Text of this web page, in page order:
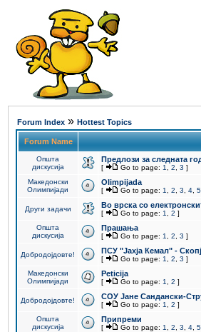
Forum Index » Hottest Topics
Forum Name
Општа
дискусија
Предлози за следната
[ Go to page: 1 2 3 ]
Македонски
Олимпијади
Olimpijada
[ Go to page: 1 2 3 4 5
Други задачи Во врска со
[ Go to page: 1 2 ]
Општа
дискусија
Прашања
[ Go to page: 1 2 3 ]
Добродојдовте! ПCУ "Јахја Кемал" -
[ Go to page: 1 2 3 ]
Македонски
Олимпијади
Peticija
[ Go to page: 1 2 ]
Добродојдовте! СОУ Јане Сандански-
[ Go to page: 1 2 ]
Општа
дискусија
Припреми
[ Go to page: 1 2 3 4 5